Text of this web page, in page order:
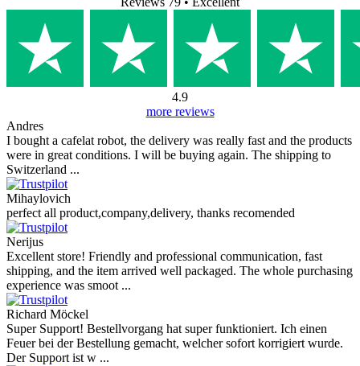
4.9
more reviews
Andres
I bought a cafelat robot, the delivery was really fast and the products
were in great conditions. I will be buying again. The shipping to
Switzerland ...
Mihaylovich
perfect all product,company,delivery, thanks recomended
Nerijus
Excellent store! Friendly and professional communication, fast
shipping, and the item arrived well packaged. The whole purchasing
experience was smoot ...
Richard Möckel
Super Support! Bestellvorgang hat super funktioniert. Ich einen
Feuer bei der Bestellung gemacht, welcher sofort korrigiert wurde.
Der Support ist w ...